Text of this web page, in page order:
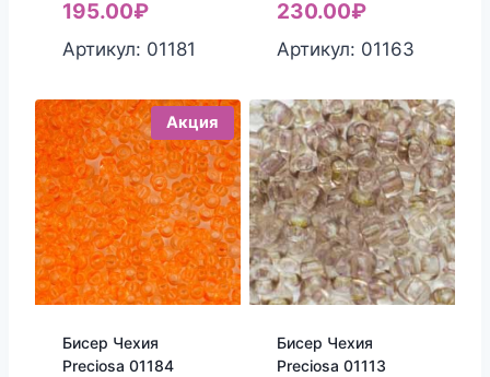
195.00₽
Артикул: 01181
230.00₽
Артикул: 01163
Акция
Бисер Чехия
Preciosa 01184
Бисер Чехия
Preciosa 01113